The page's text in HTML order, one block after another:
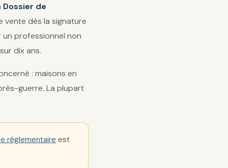
Dossier de
vente dès la signature
professionnel non
dix ans.
: maisons en
guerre. La plupart
réglementaire est